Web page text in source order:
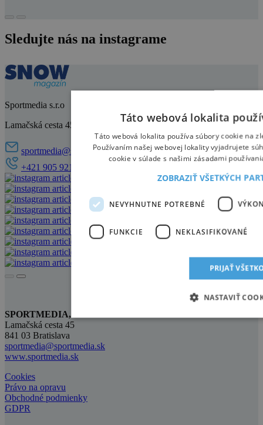
Sledujte nás na instagrame
Sportmedia s.r.o
Lamačská cesta 45, 841 03 Bratislava
sportmedia@sportmedia.sk
+421 905 921 521
SPORTMEDIA, S.R.O.
Lamačská cesta 45
841 03 Bratislava
sportmedia@sportmedia.sk
www.sportmedia.sk
Cookies
Právo na opravu
Obchodné podmienky
GDPR
Táto webová lokalita
Táto webová lokalita používa súbory cookie na
Používaním našej webovej lokality vyjadrujete
cookie v súlade s našimi zásadami
ZOBRAZIŤ VŠETKÝCH
NEVYHNUTNE POTREBNÉ
FUNKCIE NEKLASIFIKOVANÉ
PRIJAŤ
NASTAVIŤ